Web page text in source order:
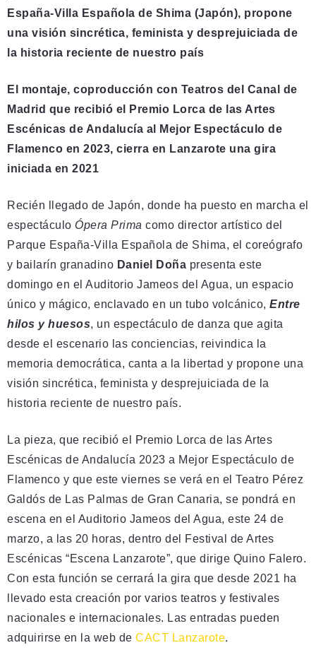
España-Villa Española de Shima (Japón), propone
una visión sincrética, feminista y desprejuiciada de
la historia reciente de nuestro país
El montaje, coproducción con Teatros del Canal de
Madrid que recibió el Premio Lorca de las Artes
Escénicas de Andalucía al Mejor Espectáculo de
Flamenco en 2023, cierra en Lanzarote una gira
iniciada en 2021
Recién llegado de Japón, donde ha puesto en marcha el
espectáculo Ópera Prima como director artístico del
Parque España-Villa Española de Shima, el coreógrafo
y bailarín granadino Daniel Doña presenta este
domingo en el Auditorio Jameos del Agua, un espacio
único y mágico, enclavado en un tubo volcánico, Entre
hilos y huesos, un espectáculo de danza que agita
desde el escenario las conciencias, reivindica la
memoria democrática, canta a la libertad y propone una
visión sincrética, feminista y desprejuiciada de la
historia reciente de nuestro país.
La pieza, que recibió el Premio Lorca de las Artes
Escénicas de Andalucía 2023 a Mejor Espectáculo de
Flamenco y que este viernes se verá en el Teatro Pérez
Galdós de Las Palmas de Gran Canaria, se pondrá en
escena en el Auditorio Jameos del Agua, este 24 de
marzo, a las 20 horas, dentro del Festival de Artes
Escénicas “Escena Lanzarote”, que dirige Quino Falero.
Con esta función se cerrará la gira que desde 2021 ha
llevado esta creación por varios teatros y festivales
nacionales e internacionales. Las entradas pueden
adquirirse en la web de CACT Lanzarote.